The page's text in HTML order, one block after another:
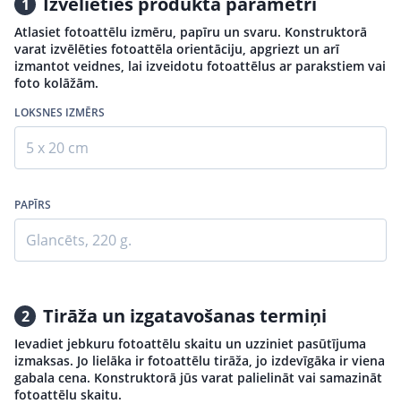
1
Atlasiet fotoattēlu izmēru, papīru un svaru. Konstruktorā
varat izvēlēties fotoattēla orientāciju, apgriezt un arī
izmantot veidnes, lai izveidotu fotoattēlus ar parakstiem vai
foto kolāžām.
LOKSNES IZMĒRS
5 x 20 cm
PAPĪRS
Glancēts, 220 g.
2 Tirāža un izgatavošanas termiņi
Ievadiet jebkuru fotoattēlu skaitu un uzziniet pasūtījuma
izmaksas. Jo lielāka ir fotoattēlu tirāža, jo izdevīgāka ir viena
gabala cena. Konstruktorā jūs varat palielināt vai samazināt
fotoattēlu skaitu.